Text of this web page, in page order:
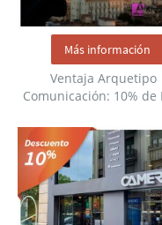
Ventaja Arquetipo
Comunicación: 10% de
Más información